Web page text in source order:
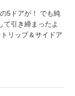
5ドアが！ でも純
て引き締まったよ
リップ＆サイドア